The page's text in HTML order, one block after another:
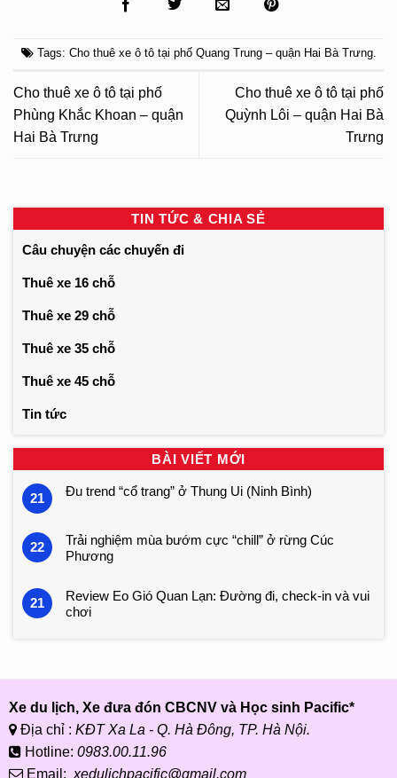
Tags: Cho thuê xe ô tô tại phố Quang Trung – quận Hai Bà Trưng.
Cho thuê xe ô tô tại phố
Phùng Khắc Khoan – quận
Hai Bà Trưng
Cho thuê xe ô tô tại phố
Quỳnh Lôi – quận Hai Bà
Trưng
TIN TỨC & CHIA SẺ
Câu chuyện các chuyến đi
Thuê xe 16 chỗ
Thuê xe 29 chỗ
Thuê xe 35 chỗ
Thuê xe 45 chỗ
Tin tức
BÀI VIẾT MỚI
21 Đu trend “cổ trang” ở Thung Ui (Ninh Bình)
22
Trải nghiệm mùa bướm cực “chill” ở rừng Cúc
Phương
21
Review Eo Gió Quan Lạn: Đường đi, check-in và vui
chơi
Xe du lịch, Xe đưa đón CBCNV và Học sinh Pacific*
Địa chỉ : KĐT Xa La - Q. Hà Đông, TP. Hà Nội.
Hotline: 0983.00.11.96
Email: xedulichpacific@gmail.com